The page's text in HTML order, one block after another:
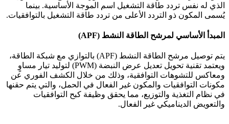
الذي له نفس تردد طاقة التشغيل اسم الموجة الأساسية. بينما
يُسمى المكون ذو التردد الأعلى من تردد طاقة التشغيل بالتوافقيات.
المبدأ الأساسي لمرشح الطاقة النشط (APF)
يتم توصيل مرشح الطاقة النشط (APF) بالتوازي مع شبكة الطاقة،
ويعتمد تقنية تحويل تعديل عرض النبضة (PWM) لتوليد تيار مساوٍ
ومعاكس للتشوهات التوافقية، وذلك من خلال الكشف الفوري عن
مكونات التوافقيات والمكون غير الفعال في الحمل، والتي يتم حقنها
في نظام التغذية والتوزيع، مما يحقق وظيفة كبح التوافقيات
والتعويض الديناميكي غير الفعال.